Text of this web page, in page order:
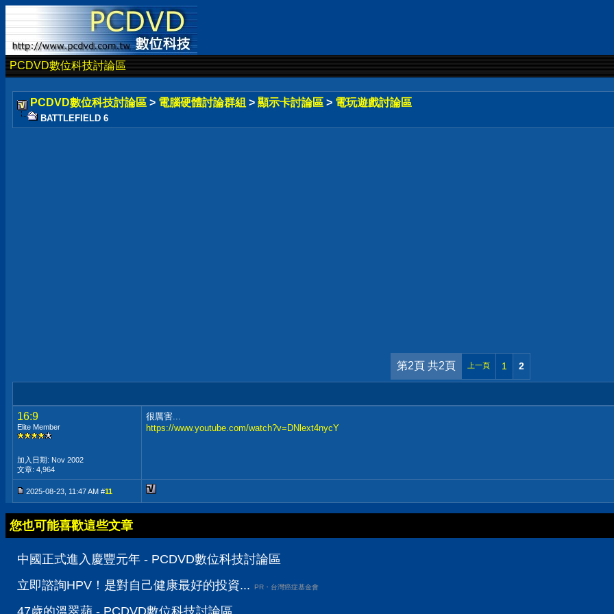
PCDVD數位科技討論區
PCDVD數位科技討論區 > 電腦硬體討論群組 > 顯示卡討論區 > 電玩遊戲討論區
BATTLEFIELD 6
第2頁 共2頁 上一頁 1 2
16:9
Elite Member
加入日期: Nov 2002
文章: 4,964
很厲害...
https://www.youtube.com/watch?v=DNlext4nycY
2025-08-23, 11:47 AM #11
您也可能喜歡這些文章
中國正式進入慶豐元年 - PCDVD數位科技討論區
立即諮詢HPV！是對自己健康最好的投資...
PR・台灣癌症基金會
47歲的溫翠蘋 - PCDVD數位科技討論區